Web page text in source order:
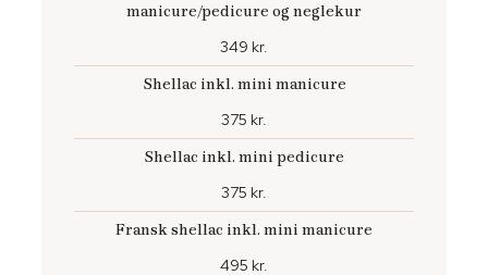
manicure/pedicure og neglekur
349 kr.
Shellac inkl. mini manicure
375 kr.
Shellac inkl. mini pedicure
375 kr.
Fransk shellac inkl. mini manicure
495 kr.